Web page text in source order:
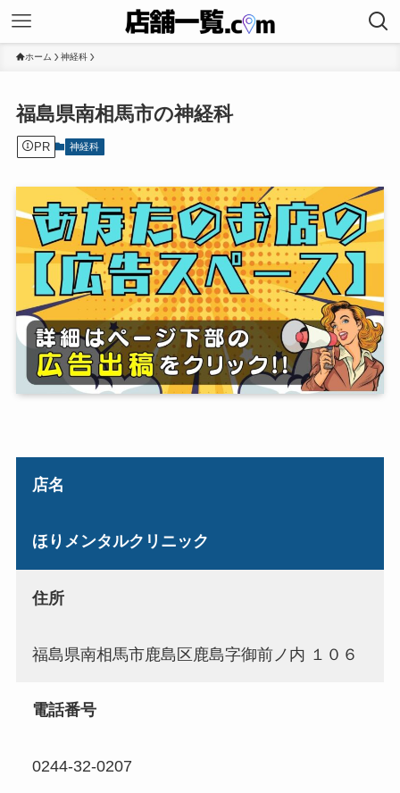
ホーム 神経科
福島県南相馬市の神経科
PR 神経科
店名
ほりメンタルクリニック
住所
福島県南相馬市鹿島区鹿島字御前ノ内 １０６
電話番号
0244-32-0207